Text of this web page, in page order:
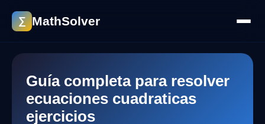
∑ MathSolver
Guía completa para resolver
ecuaciones cuadraticas
ejercicios